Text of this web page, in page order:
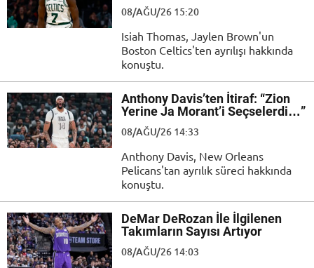
08/AĞU/26 15:20
Isiah Thomas, Jaylen Brown'un
Boston Celtics'ten ayrılışı hakkında
konuştu.
Anthony Davis’ten İtiraf: “Zion
Yerine Ja Morant’i Seçselerdi…”
08/AĞU/26 14:33
Anthony Davis, New Orleans
Pelicans'tan ayrılık süreci hakkında
konuştu.
DeMar DeRozan İle İlgilenen
Takımların Sayısı Artıyor
08/AĞU/26 14:03